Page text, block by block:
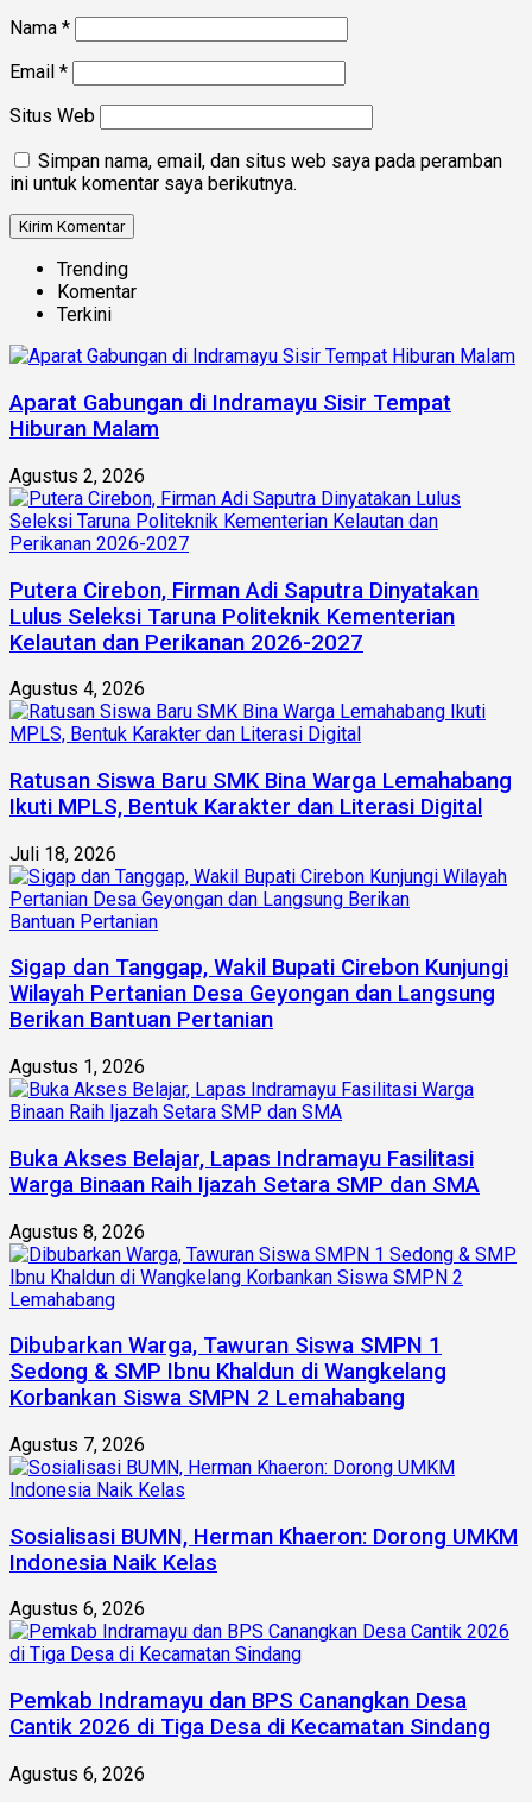
Nama *
Email *
Situs Web
Simpan nama, email, dan situs web saya pada peramban
ini untuk komentar saya berikutnya.
Trending
Komentar
Terkini
Aparat Gabungan di Indramayu Sisir Tempat
Hiburan Malam
Agustus 2, 2026
Putera Cirebon, Firman Adi Saputra Dinyatakan
Lulus Seleksi Taruna Politeknik Kementerian
Kelautan dan Perikanan 2026-2027
Agustus 4, 2026
Ratusan Siswa Baru SMK Bina Warga Lemahabang
Ikuti MPLS, Bentuk Karakter dan Literasi Digital
Juli 18, 2026
Sigap dan Tanggap, Wakil Bupati Cirebon Kunjungi
Wilayah Pertanian Desa Geyongan dan Langsung
Berikan Bantuan Pertanian
Agustus 1, 2026
Buka Akses Belajar, Lapas Indramayu Fasilitasi
Warga Binaan Raih Ijazah Setara SMP dan SMA
Agustus 8, 2026
Dibubarkan Warga, Tawuran Siswa SMPN 1
Sedong & SMP Ibnu Khaldun di Wangkelang
Korbankan Siswa SMPN 2 Lemahabang
Agustus 7, 2026
Sosialisasi BUMN, Herman Khaeron: Dorong UMKM
Indonesia Naik Kelas
Agustus 6, 2026
Pemkab Indramayu dan BPS Canangkan Desa
Cantik 2026 di Tiga Desa di Kecamatan Sindang
Agustus 6, 2026